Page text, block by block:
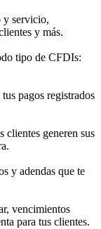
y servicio,
y más.
tipo de CFDIs:
pagos registrados
clientes generen sus
y adendas que te
vencimientos
para tus clientes.